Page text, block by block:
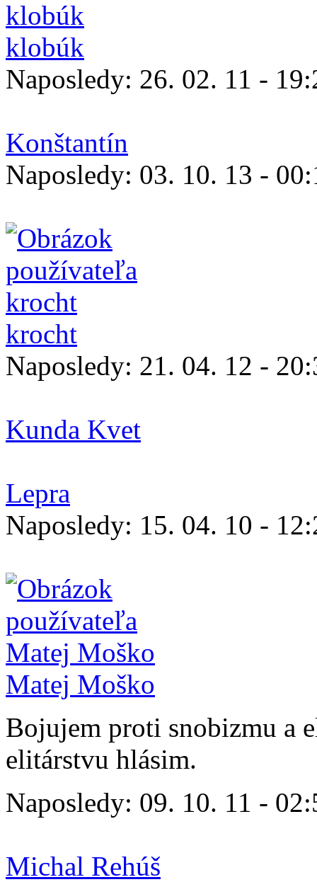
klobúk
Naposledy: 26. 02. 11 -
Konštantín
Naposledy: 03. 10. 13 -
krocht
Naposledy: 21. 04. 12 -
Kunda Kvet
Lepra
Naposledy: 15. 04. 10 -
Matej Moško
Bojujem proti snobizmu a
elitárstvu hlásim.
Naposledy: 09. 10. 11 -
Michal Rehúš